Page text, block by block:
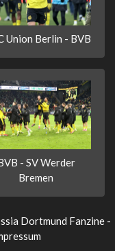
Union Berlin - BVB
- SV Werder
Bremen
Dortmund Fanzine -